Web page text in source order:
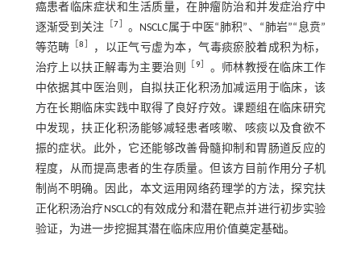
癌患者临床症状和生活质量，在肿瘤防治和并发症治疗中
逐渐受到关注 ［7
。NSCLC属于中医“肺积”、“肺岩”“息贲”
等范畴 ［8
，以正气亏虚为本，气毒痰瘀胶着成积为标，
治疗上以扶正解毒为主要治则
9］ 。师林教授在临床工作
中依据其中医治则，自拟扶正化积汤加减运用于临床，该
方在长期临床实践中取得了良好疗效。课题组在临床研究
中发现，扶正化积汤能够减轻患者咳嗽、咳痰以及食欲不
振的症状。此外，它还能够改善骨髓抑制和胃肠道反应的
程度，从而提高患者的生存质量。但该方目前作用分子机
制尚不明确。因此，本文运用网络药理学的方法，探究扶
正化积汤治疗NSCLC的有效成分和潜在靶点并进行初步实验
验证，为进一步挖掘其潜在临床应用价值奠定基础。